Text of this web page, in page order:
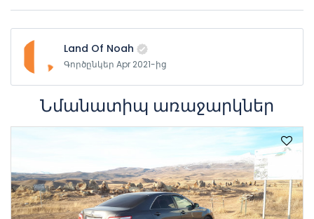
սպասարկում
Դուք կարող եք ցանկացած պահի պատվիրել և
ստանալ մեքենա, ինչպես նաև ստանալ ցանկացած
տեղեկատվություն կամ օգնություն օպերատորից կամ
մեր ընկերության ներկայացուցչից, որը
պատասխանատու է տեխնիկական հարցերի համար:
Land Of Noah
Գործընկեր Apr 2021-ից
Նմանատիպ առաջարկներ